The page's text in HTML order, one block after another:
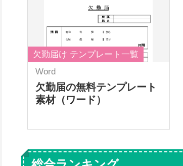
欠勤届け テンプレート一覧
Word
欠勤届の無料テンプレート
素材（ワード）